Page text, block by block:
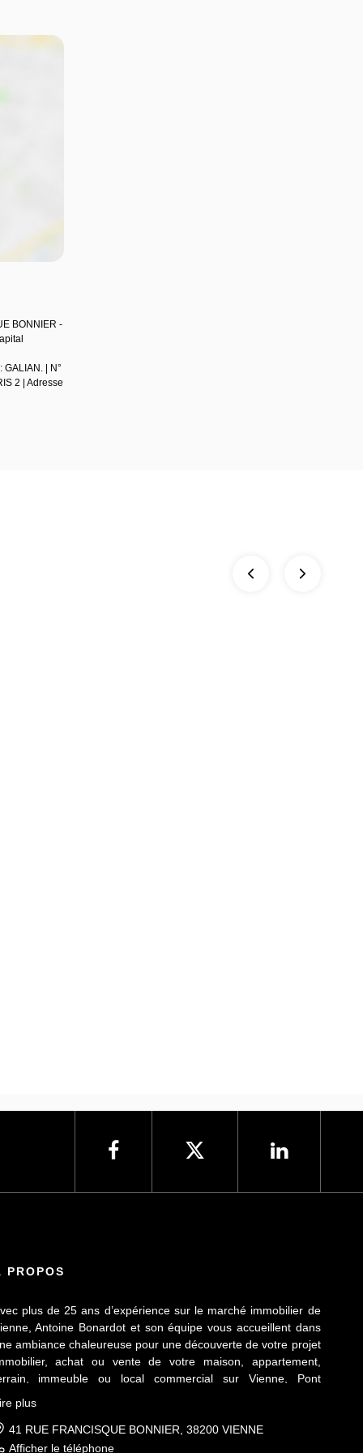
BONNIER -
| N°
2 | Adresse
PROPOS
plus de 25 ans d’expérience sur le marché immobilier de
Antoine Bonardot et son équipe vous accueillent dans
ambiance chaleureuse pour une découverte de votre projet
achat ou vente de votre maison, appartement,
immeuble ou local commercial sur Vienne, Pont
Attachée au respect déontologique de notre
notre équipe vous accompagne de A à Z, dans la
mutuelle, pour une parfaite réussite de votre projet.
plus
41 RUE FRANCISQUE BONNIER, 38200 VIENNE
Afficher le téléphone